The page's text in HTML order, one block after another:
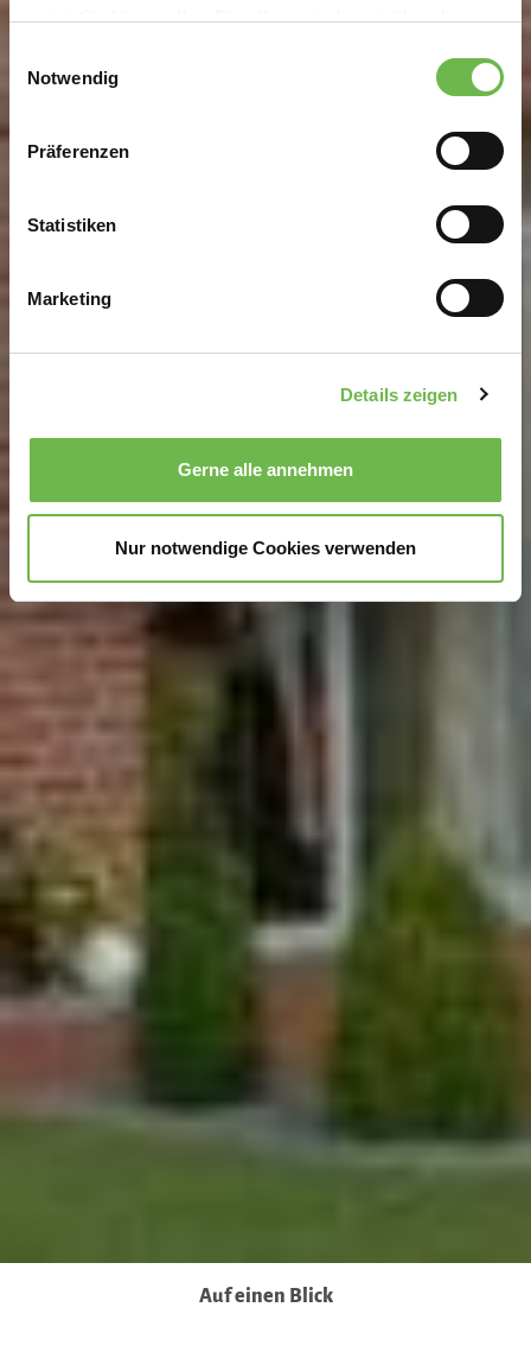
nutzt. Sie können Ihre Einwilligung jederzeit über die
Trigger Symbol ändern oder widerrufen
Informationen über Ihre geografische Lage
können
bestimmten Merkmalen (Fingerprinting) identifizieren
Erfahren Sie mehr darüber, wie Ihre persönlichen Daten
zu können und die Zugriffe auf unsere Website zu
analysieren.Danke, dass Sie uns in unserer Arbeit
unterstützen!
erhobenen Daten in den USA durch Google und
YouTube:
Indem Sie auf "Gerne Alle annehmen" oder
Präferenzen, Statistiken oder Marketing ankreuzen und
auf „Auswahl manuell festlegen“ klicken, willigen Sie
zugleich gem. Art. 49 Abs. 1 S. 1 lit. a DSGVO ein, dass
Ihre Daten in den USA verarbeitet werden. Die USA
werden vom Europäischen Gerichtshof als ein Land mit
einem nach EU-Standards unzureichendem
Datenschutzniveau eingeschätzt. Es besteht
Behörden, zu Kontroll- und zu Überwachungszwecken,
möglicherweise auch ohne Rechtsbehelfsmöglichkeiten,
verarbeitet werden können. Wenn Sie auf "Auswahl
manuell festlegen" klicken und keine der optionalen
Boxen (Präferenzen, Statistiken oder Marketing
ausgewählt haben, findet die vorgehend beschriebene
Übermittlung nicht statt. Weitere Informationen erhalten
Sie in unseren Datenschutzhinweisen.
Notwendig
Präferenzen
Statistiken
Marketing
Details zeigen
Gerne alle annehmen
Nur notwendige Cookies verwenden
Auf einen Blick